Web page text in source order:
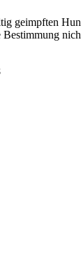
geimpften